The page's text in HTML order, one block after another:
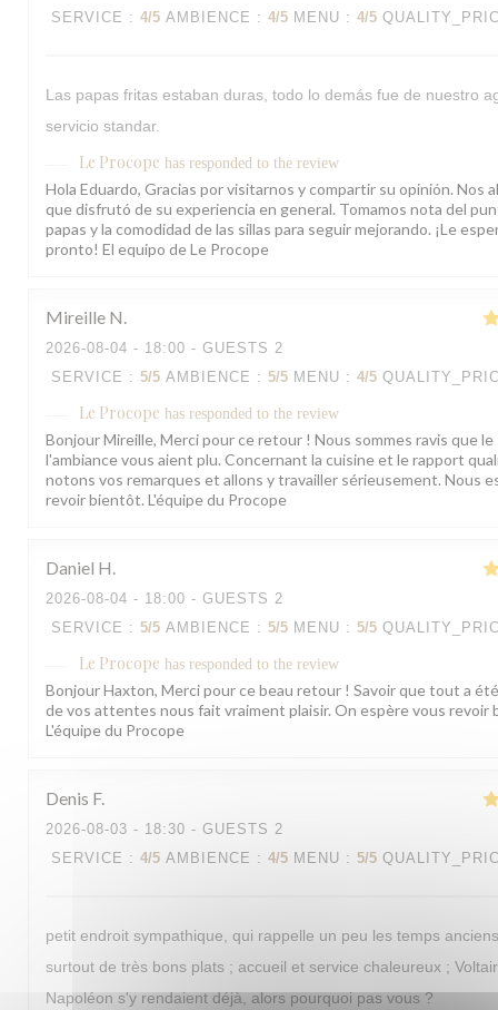
SERVICE : 4/5 AMBIENCE : 4/5 MENU : 4/5
Las papas fritas estaban duras, todo lo demás fue de nuestro
servicio standar.
Le Procope has responded to the review
Hola Eduardo, Gracias por visitarnos y compartir su opinión. Nos
que disfrutó de su experiencia en general. Tomamos nota del
papas y la comodidad de las sillas para seguir mejorando. ¡Le
pronto! El equipo de Le Procope
Mireille N
2026-08-04 - 18:00 - GUESTS 2
SERVICE : 5/5 AMBIENCE : 5/5 MENU : 4/5
Le Procope has responded to the review
Bonjour Mireille, Merci pour ce retour ! Nous sommes ravis que
l'ambiance vous aient plu. Concernant la cuisine et le rapport
notons vos remarques et allons y travailler sérieusement. Nous
revoir bientôt. L'équipe du Procope
Daniel H
2026-08-04 - 18:00 - GUESTS 2
SERVICE : 5/5 AMBIENCE : 5/5 MENU : 5/5
Le Procope has responded to the review
Bonjour Haxton, Merci pour ce beau retour ! Savoir que tout a
de vos attentes nous fait vraiment plaisir. On espère vous revoir
L'équipe du Procope
Denis F
2026-08-03 - 18:30 - GUESTS 2
SERVICE : 4/5 AMBIENCE : 4/5 MENU : 5/5
petit endroit sympathique, qui rappelle un peu les temps
surtout de très bons plats ; accueil et service chaleureux ;
Napoléon s'y rendaient déjà, alors pourquoi pas vous ?